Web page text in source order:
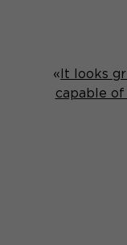
«It looks
capable